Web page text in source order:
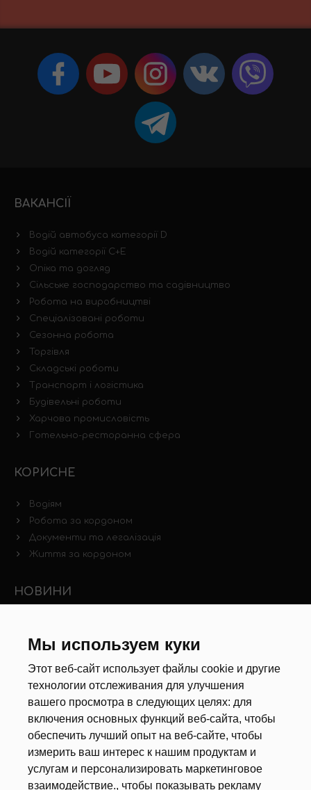
Мы используем куки
Этот веб-сайт использует файлы cookie и другие
технологии отслеживания для улучшения
вашего просмотра в следующих целях: для
включения основных функций веб-сайта, чтобы
обеспечить лучший опыт на веб-сайте, чтобы
измерить ваш интерес к нашим продуктам и
услугам и персонализировать маркетинговое
взаимодействие., чтобы показывать рекламу
ВАКАНСІЇ
Водій автобуса категорії D
Водій категорії C+E
Опіка та догляд
Сільське господарство та садівництво
Робота на виробництві
Спеціалізовані роботи
Сезонна робота
Торгівля
Складські роботи
Транспорт і логістика
Будівельні роботи
Харчова промисловість
Готельно-ресторанна сфера
КОРИСНЕ
Водіям
Робота за кордоном
Документи та легалізація
Життя за кордоном
НОВИНИ
Інші новини
Анкета
Калькулятор дат
Документи